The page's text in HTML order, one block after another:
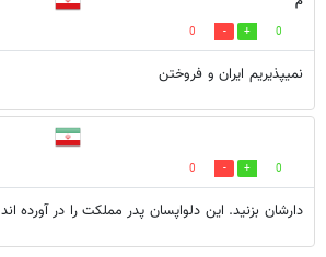
0
0
نمیپذیریم ایران و فروختن
0
0
دارشان بزنید. این دلواپسان پدر مملکت را در آورده اند